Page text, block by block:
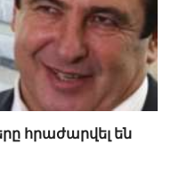
հրաժարվել են